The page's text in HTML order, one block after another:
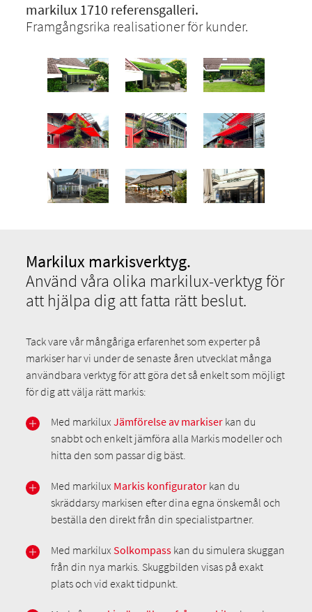
markilux 1710 referensgalleri.
Framgångsrika realisationer för kunder.
Markilux markisverktyg.
Använd våra olika markilux-verktyg för
att hjälpa dig att fatta rätt beslut.
Tack vare vår mångåriga erfarenhet som experter på
markiser har vi under de senaste åren utvecklat många
användbara verktyg för att göra det så enkelt som möjligt
för dig att välja rätt markis:
Med markiluxJämförelse av markiser kan du
snabbt och enkelt jämföra alla Markis modeller och
hitta den som passar dig bäst.
Med markilux Markis konfigurator kan du
skräddarsy markisen efter dina egna önskemål och
beställa den direkt från din specialistpartner.
Med markiluxSolkompass kan du simulera skuggan
från din nya markis. Skuggbilden visas på exakt
plats och vid exakt tidpunkt.